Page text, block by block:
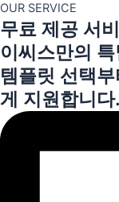
OUR SERVICE
무료 제공 서
이씨스만의
템플릿 선택
게 지원합니다.